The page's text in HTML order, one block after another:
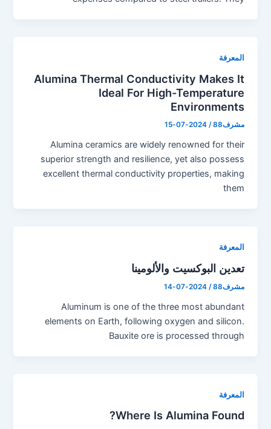
المعرفة
Alumina Thermal Conductivity Makes It
Ideal For High-Temperature
Environments
مشرف88 /
2024-07-15
Alumina ceramics are widely renowned for their
superior strength and resilience, yet also possess
excellent thermal conductivity properties, making
them
المعرفة
تعدين البوكسيت والألومينا
مشرف88 /
2024-07-14
Aluminum is one of the three most abundant
elements on Earth, following oxygen and silicon.
Bauxite ore is processed through
المعرفة
Where Is Alumina Found?